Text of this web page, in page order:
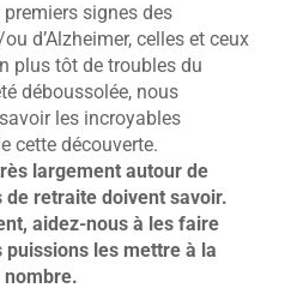
signes des
d’Alzheimer, celles et ceux
plus tôt de troubles du
déboussolée, nous
les incroyables
cette découverte.
largement autour de
retraite doivent savoir.
aidez-nous à les faire
les mettre à la
nombre.